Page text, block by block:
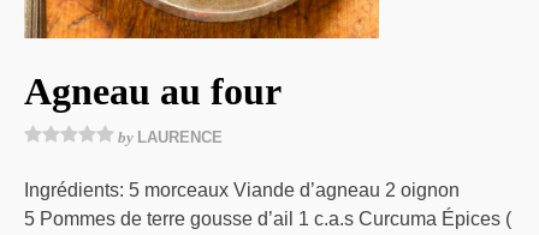
Agneau au four
by LAURENCE
Ingrédients: 5 morceaux Viande d’agneau 2 oignon
5 Pommes de terre gousse d’ail 1 c.a.s Curcuma Épices (